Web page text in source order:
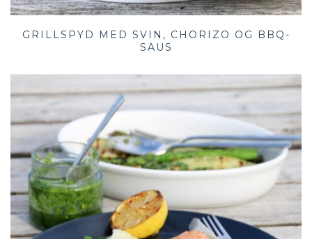
GRILLSPYD MED SVIN, CHORIZO OG BBQ-
SAUS